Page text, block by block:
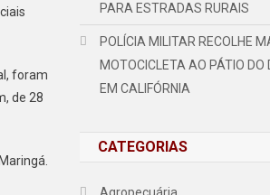
foram
de 28
PARA ESTRADAS RURAIS
POLÍCIA MILITAR RECOLHE
MOTOCICLETA AO PÁTIO
EM CALIFÓRNIA
CATEGORIAS